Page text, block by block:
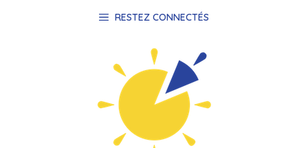
RESTEZ CONNECTÉS